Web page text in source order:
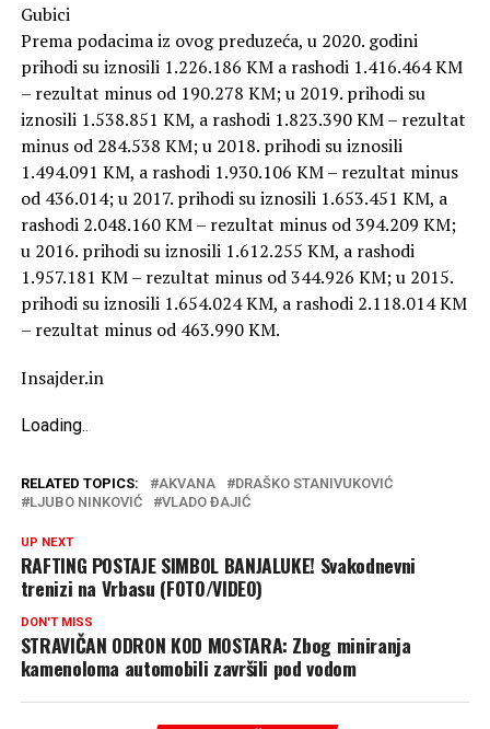
Gubici
Prema podacima iz ovog preduzeća, u 2020. godini
prihodi su iznosili 1.226.186 KM a rashodi 1.416.464 KM
– rezultat minus od 190.278 KM; u 2019. prihodi su
iznosili 1.538.851 KM, a rashodi 1.823.390 KM – rezultat
minus od 284.538 KM; u 2018. prihodi su iznosili
1.494.091 KM, a rashodi 1.930.106 KM – rezultat minus
od 436.014; u 2017. prihodi su iznosili 1.653.451 KM, a
rashodi 2.048.160 KM – rezultat minus od 394.209 KM;
u 2016. prihodi su iznosili 1.612.255 KM, a rashodi
1.957.181 KM – rezultat minus od 344.926 KM; u 2015.
prihodi su iznosili 1.654.024 KM, a rashodi 2.118.014 KM
– rezultat minus od 463.990 KM.
Insajder.in
Loading..
RELATED TOPICS: AKVANA
DRAŠKO STANIVUKOVIĆ
LJUBO NINKOVIĆ
VLADO ĐAJIĆ
UP NEXT
RAFTING POSTAJE SIMBOL BANJALUKE! Svakodnevni
trenizi na Vrbasu (FOTO/VIDEO)
DON'T MISS
STRAVIČAN ODRON KOD MOSTARA: Zbog miniranja
kamenoloma automobili završili pod vodom